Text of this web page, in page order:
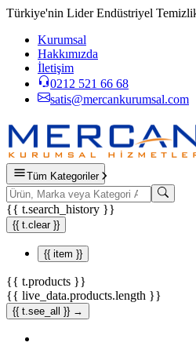
Türkiye'nin Lider Endüstriyel
Kurumsal
Hakkımızda
İletişim
0212 521 66 68
satis@mercankurumsal.com
Tüm Kategoriler
{{ t.search_history }}
{{ t.clear }}
{{ item }}
{{ t.products }}
{{ live_data.products.length }}
{{ t.see_all }} →